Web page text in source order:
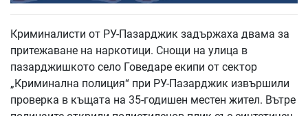
Криминалисти от РУ-Пазарджик задържаха двама за
притежаване на наркотици. Снощи на улица в
пазарджишкото село Говедаре екипи от сектор
„Криминална полиция“ при РУ-Пазарджик извършили
проверка в къщата на 35-годишен местен жител. Вътре